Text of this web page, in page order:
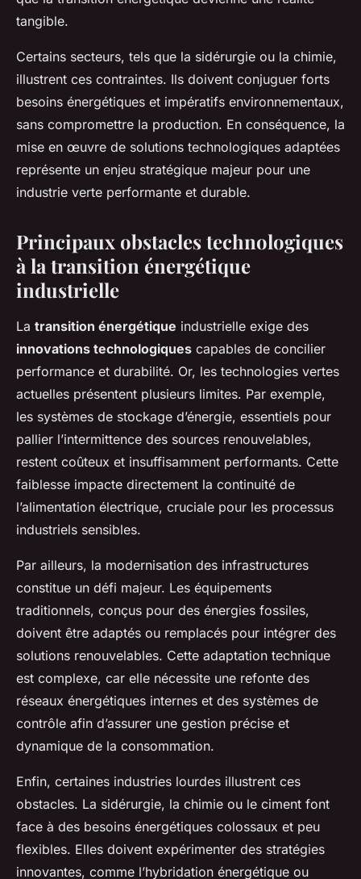
tangible.
Certains secteurs, tels que la sidérurgie ou la chimie,
illustrent ces contraintes. Ils doivent conjuguer forts
besoins énergétiques et impératifs environnementaux,
sans compromettre la production. En conséquence, la
mise en œuvre de solutions technologiques adaptées
représente un enjeu stratégique majeur pour une
industrie verte performante et durable.
Principaux obstacles technologiques
à la transition énergétique
industrielle
La transition énergétique industrielle exige des
innovations technologiques capables de concilier
performance et durabilité. Or, les technologies vertes
actuelles présentent plusieurs limites. Par exemple,
les systèmes de stockage d’énergie, essentiels pour
pallier l’intermittence des sources renouvelables,
restent coûteux et insuffisamment performants. Cette
faiblesse impacte directement la continuité de
l’alimentation électrique, cruciale pour les processus
industriels sensibles.
Par ailleurs, la modernisation des infrastructures
constitue un défi majeur. Les équipements
traditionnels, conçus pour des énergies fossiles,
doivent être adaptés ou remplacés pour intégrer des
solutions renouvelables. Cette adaptation technique
est complexe, car elle nécessite une refonte des
réseaux énergétiques internes et des systèmes de
contrôle afin d’assurer une gestion précise et
dynamique de la consommation.
Enfin, certaines industries lourdes illustrent ces
obstacles. La sidérurgie, la chimie ou le ciment font
face à des besoins énergétiques colossaux et peu
flexibles. Elles doivent expérimenter des stratégies
innovantes, comme l’hybridation énergétique ou